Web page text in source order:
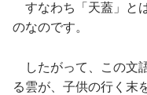
すなわち「天蓋」と
のなのです。
したがって、この文
る雲が、子供の行く末